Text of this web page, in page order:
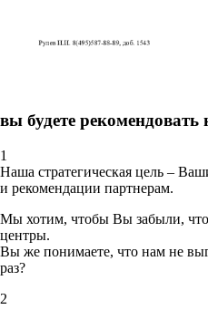
вы будете рекомендовать
1
Наша стратегическая цель –
и рекомендации партнерам.
Мы хотим, чтобы Вы забыли,
центры.
Вы же понимаете, что нам не
раз?
2